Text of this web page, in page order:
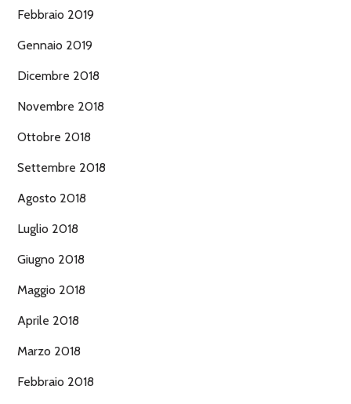
Febbraio 2019
Gennaio 2019
Dicembre 2018
Novembre 2018
Ottobre 2018
Settembre 2018
Agosto 2018
Luglio 2018
Giugno 2018
Maggio 2018
Aprile 2018
Marzo 2018
Febbraio 2018